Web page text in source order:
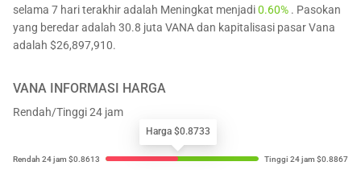
selama 7 hari terakhir adalah Meningkat menjadi0.60% . Pasokan
yang beredar adalah 30.8 juta VANA dan kapitalisasi pasar Vana
adalah $26,897,910.
VANA INFORMASI HARGA
Rendah/Tinggi 24 jam
Harga $0.8733